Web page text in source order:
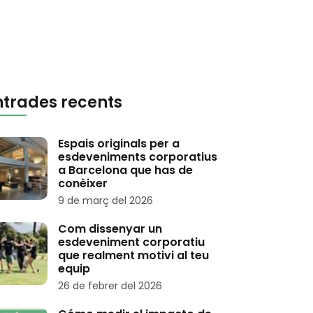
recents
Espais originals per a
esdeveniments corporatius
a Barcelona que has de
conèixer
9 de març del 2026
Com dissenyar un
esdeveniment corporatiu
que realment motivi al teu
equip
26 de febrer del 2026